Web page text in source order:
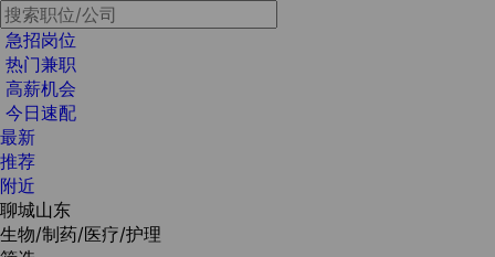
急招岗位
热门兼职
高薪机会
今日速配
最新
推荐
附近
聊城山东
生物/制药/医疗/护理